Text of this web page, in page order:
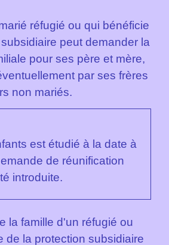
réfugié ou qui bénéficie
peut demander la
pour ses père et mère,
par ses frères
non mariés.
est étudié à la date à
de réunification
introduite.
la famille d'un réfugié ou
de la protection subsidiaire